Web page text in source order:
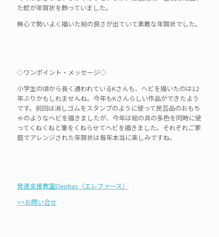
た蛇が年賀状を飾っていました。
無心で勢いよく描いた絵の良さが出ていて素敵な年賀状でした。
◇ワンポイント・メッセージ◇
小学生の頃から長く通われているKさんも、ヘビを描いたのは12
年ぶりかもしれませんね。今年もKさんらしい作品ができたよう
です。前回は消しゴムをスタンプのように使って民芸品のおもち
ゃのようなヘビを描きましたが、今年は絵の具の多色を同時に使
ってくねくねと筆をくねらせてヘビを描きました。それぞれご家
庭でアレンジされた年賀状は毎年本当に楽しみですね。
発達支援教室Elephas（エレファース）
>>お問い合せ